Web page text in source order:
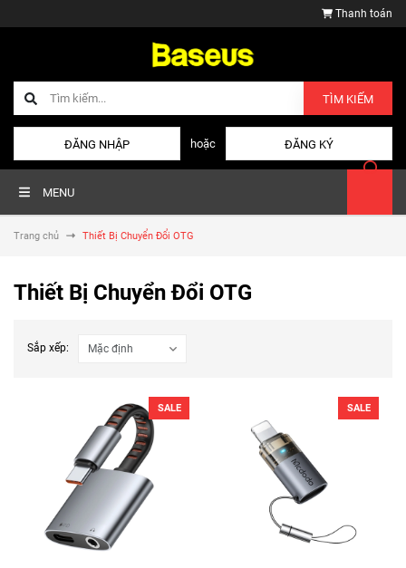
Thanh toán
TÌM KIẾM
ĐĂNG NHẬP hoặc ĐĂNG KÝ
MENU
Trang chủ Thiết Bị Chuyển Đổi OTG
Thiết Bị Chuyển Đổi OTG
Sắp xếp:
SALE SALE